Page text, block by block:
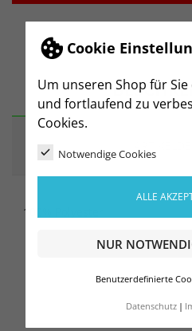
Cookie
Um unseren Shop für
und fortlaufend zu
Cookies.
Notwendige Cookies
ALLE
NUR
Benutzerdefinierte
Datenschutz
100% Polyester